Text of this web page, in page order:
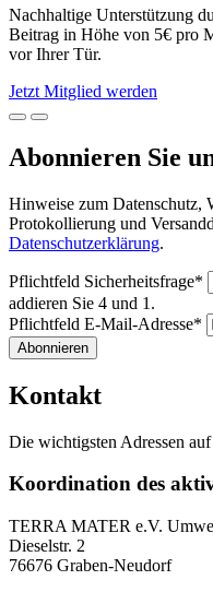
Nachhaltige Unterstützung
Beitrag in Höhe von 5€ pro
vor Ihrer Tür.
Jetzt Mitglied werden
Abonnieren Sie
Hinweise zum Datenschutz,
Protokollierung und
Datenschutzerklärung.
Pflichtfeld Sicherheitsfrage*
addieren Sie 4 und 1.
Pflichtfeld E-Mail-Adresse*
Abonnieren
Kontakt
Die wichtigsten Adressen
Koordination des
TERRA MATER e.V.
Dieselstr. 2
76676 Graben-Neudorf